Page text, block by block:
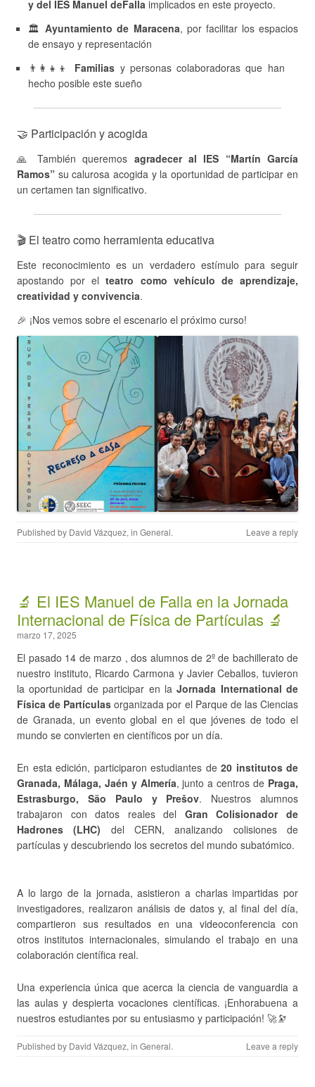
y del IES Manuel deFalla implicados en este proyecto.
🏛Ayuntamiento de Maracena, por facilitar los espacios
de ensayo y representación
👨‍👩‍👧‍👦 Familias y personas colaboradoras que han
hecho posible este sueño
🤝 Participación y acogida
🙏 También queremos agradecer al IES “Martín García
Ramos” su calurosa acogida y la oportunidad de participar en
un certamen tan significativo.
🎬 El teatro como herramienta educativa
Este reconocimiento es un verdadero estímulo para seguir
apostando por elteatro como vehículo de aprendizaje,
creatividad y convivencia.
🎉 ¡Nos vemos sobre el escenario el próximo curso!
Published by David Vázquez, in General. Leave a reply
🔬 El IES Manuel de Falla en la Jornada
Internacional de Física de Partículas 🔬
marzo 17, 2025
El pasado 14 de marzo , dos alumnos de 2º de bachillerato de
nuestro instituto, Ricardo Carmona y Javier Ceballos, tuvieron
la oportunidad de participar en laJornada International de
Física de Partículasorganizada por el Parque de las Ciencias
de Granada, un evento global en el que jóvenes de todo el
mundo se convierten en científicos por un día.
En esta edición, participaron estudiantes de 20 institutos de
Granada, Málaga, Jaén y Almería, junto a centros de Praga,
Estrasburgo, São Paulo y Prešov. Nuestros alumnos
trabajaron con datos reales del Gran Colisionador de
Hadrones (LHC) del CERN, analizando colisiones de
partículas y descubriendo los secretos del mundo subatómico.
A lo largo de la jornada, asistieron a charlas impartidas por
investigadores, realizaron análisis de datos y, al final del día,
compartieron sus resultados en una videoconferencia con
otros institutos internacionales, simulando el trabajo en una
colaboración científica real.
Una experiencia única que acerca la ciencia de vanguardia a
las aulas y despierta vocaciones científicas. ¡Enhorabuena a
nuestros estudiantes por su entusiasmo y participación! 🚀🔭
Published by David Vázquez, in General. Leave a reply